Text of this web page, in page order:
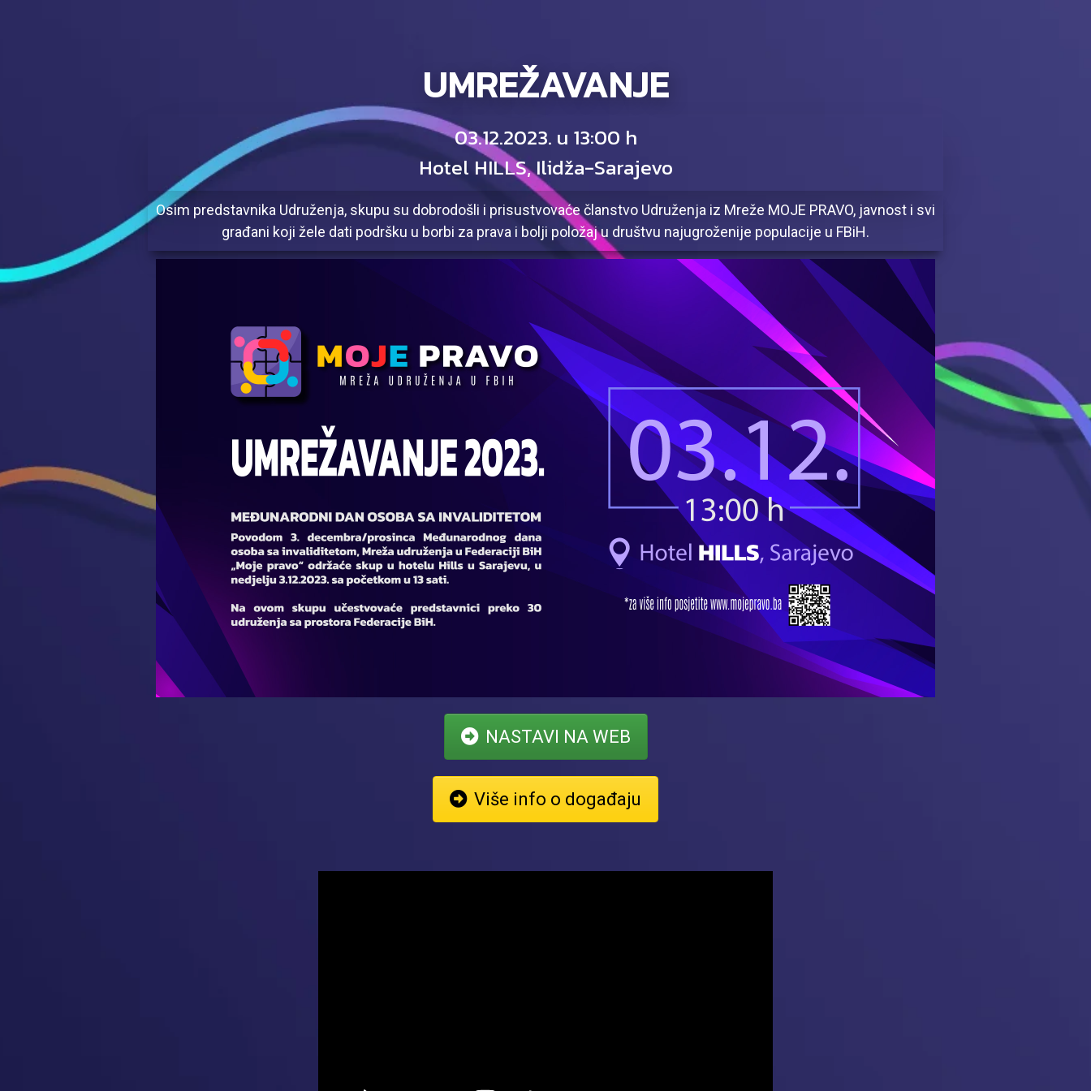
UMREŽAVANJE
03.12.2023. u 13:00 h
Hotel HILLS, Ilidža-Sarajevo
Osim predstavnika Udruženja, skupu su dobrodošli i prisustvovaće članstvo Udruženja iz Mreže MOJE PRAVO, javnost i svi
građani koji žele dati podršku u borbi za prava i bolji položaj u društvu najugroženije populacije u FBiH.
NASTAVI NA WEB
Više info o događaju